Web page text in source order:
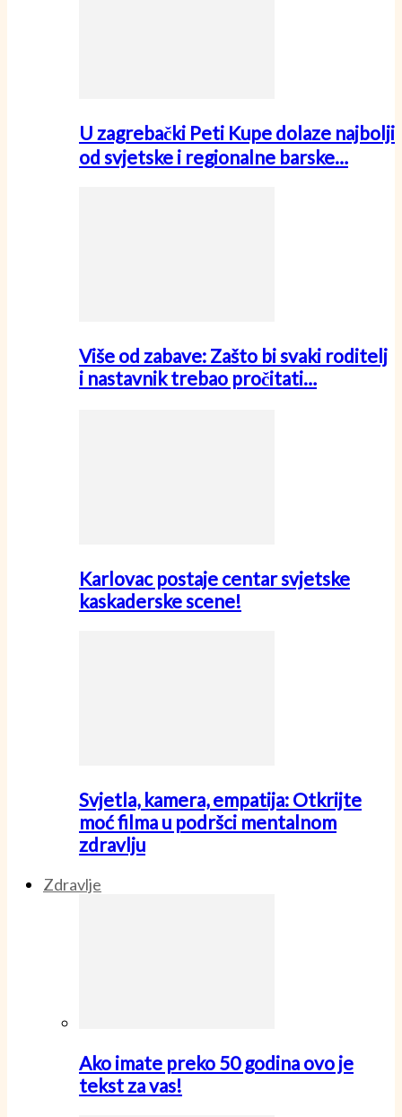
U zagrebački Peti Kupe dolaze najbolji
od svjetske i regionalne barske…
Više od zabave: Zašto bi svaki roditelj
i nastavnik trebao pročitati…
Karlovac postaje centar svjetske
kaskaderske scene!
Svjetla, kamera, empatija: Otkrijte
moć filma u podršci mentalnom
zdravlju
Zdravlje
Ako imate preko 50 godina ovo je
tekst za vas!